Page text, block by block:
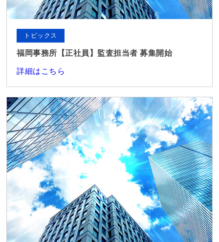
トピックス
福岡事務所【正社員】監査担当者 募集開始
詳細はこちら